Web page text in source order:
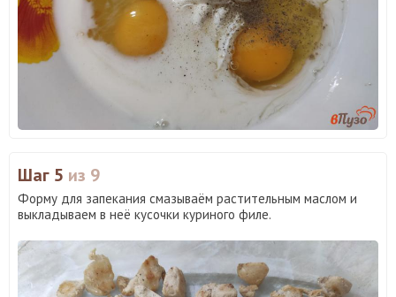
Шаг 5 из 9
Форму для запекания смазываём растительным маслом и
выкладываем в неё кусочки куриного филе.